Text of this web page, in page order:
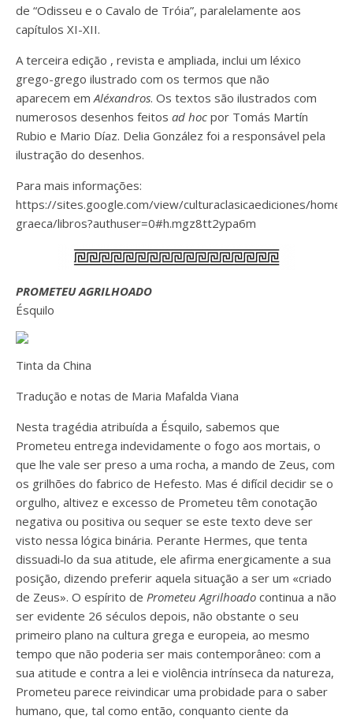
de “Odisseu e o Cavalo de Tróia”, paralelamente aos
capítulos XI-XII.
A terceira edição , revista e ampliada, inclui um léxico
grego-grego ilustrado com os termos que não
aparecem em Aléxandros. Os textos são ilustrados com
numerosos desenhos feitos ad hoc por Tomás Martín
Rubio e Mario Díaz. Delia González foi a responsável pela
ilustração do desenhos.
Para mais informações:
https://sites.google.com/view/culturaclasicaediciones/home/
graeca/libros?authuser=0#h.mgz8tt2ypa6m
PROMETEU AGRILHOADO
Ésquilo
Tinta da China
Tradução e notas de Maria Mafalda Viana
Nesta tragédia atribuída a Ésquilo, sabemos que
Prometeu entrega indevidamente o fogo aos mortais, o
que lhe vale ser preso a uma rocha, a mando de Zeus, com
os grilhões do fabrico de Hefesto. Mas é difícil decidir se o
orgulho, altivez e excesso de Prometeu têm conotação
negativa ou positiva ou sequer se este texto deve ser
visto nessa lógica binária. Perante Hermes, que tenta
dissuadi‑lo da sua atitude, ele afirma energicamente a sua
posição, dizendo preferir aquela situação a ser um «criado
de Zeus». O espírito de Prometeu Agrilhoado continua a não
ser evidente 26 séculos depois, não obstante o seu
primeiro plano na cultura grega e europeia, ao mesmo
tempo que não poderia ser mais contemporâneo: com a
sua atitude e contra a lei e violência intrínseca da natureza,
Prometeu parece reivindicar uma probidade para o saber
humano, que, tal como então, conquanto ciente da